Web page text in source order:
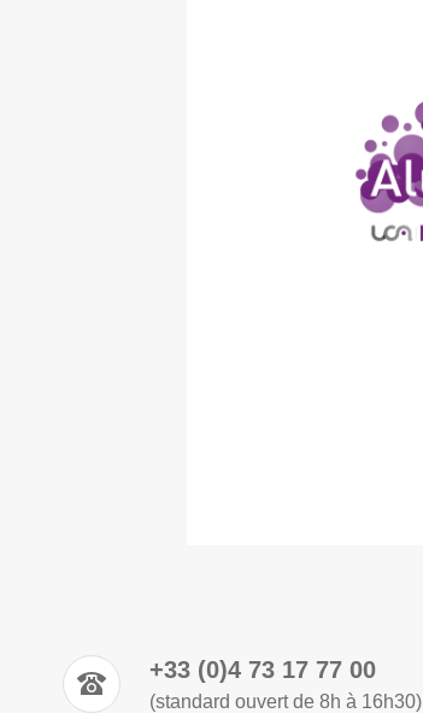
+33 (0)4 73 17 77 00
(standard ouvert de 8h à 16h30)